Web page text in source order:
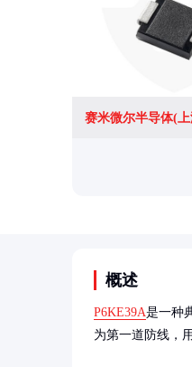
赛米微尔半导体(上
概述
P6KE39A是一种
为第一道防线，